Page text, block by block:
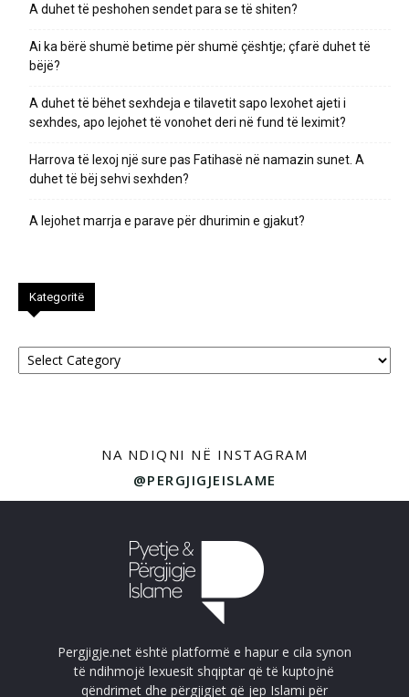
A duhet të peshohen sendet para se të shiten?
Ai ka bërë shumë betime për shumë çështje; çfarë duhet të
bëjë?
A duhet të bëhet sexhdeja e tilavetit sapo lexohet ajeti i
sexhdes, apo lejohet të vonohet deri në fund të leximit?
Harrova të lexoj një sure pas Fatihasë në namazin sunet. A
duhet të bëj sehvi sexhden?
A lejohet marrja e parave për dhurimin e gjakut?
Kategoritë
Kategoritë
NA NDIQNI NË INSTAGRAM
@PERGJIGJEISLAME
Pergjigje.net është platformë e hapur e cila synon
të ndihmojë lexuesit shqiptar që të kuptojnë
qëndrimet dhe përgjigjet që jep Islami për